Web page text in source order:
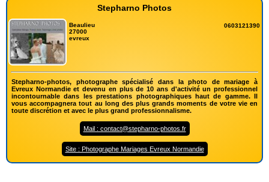
Stepharno Photos
Beaulieu
27000
evreux
0603121390
Stepharno-photos, photographe spécialisé dans la photo de mariage à
Evreux Normandie et devenu en plus de 10 ans d'activité un professionnel
incontournable dans les prestations photographiques haut de gamme. Il
vous accompagnera tout au long des plus grands moments de votre vie en
toute discrétion et avec le plus grand professionnalisme.
Mail : contact@stepharno-photos.fr
Site : Photographe Mariages Evreux Normandie